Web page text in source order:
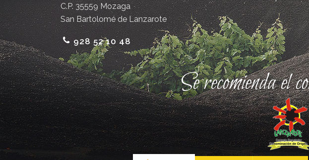
C.P. 35559 Mozaga
San Bartolomé de Lanzarote
928 52 10 48
Se recomienda el